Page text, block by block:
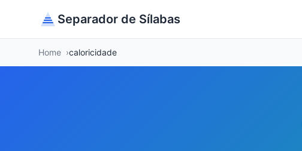
Separador de Sílabas
Home caloricidade